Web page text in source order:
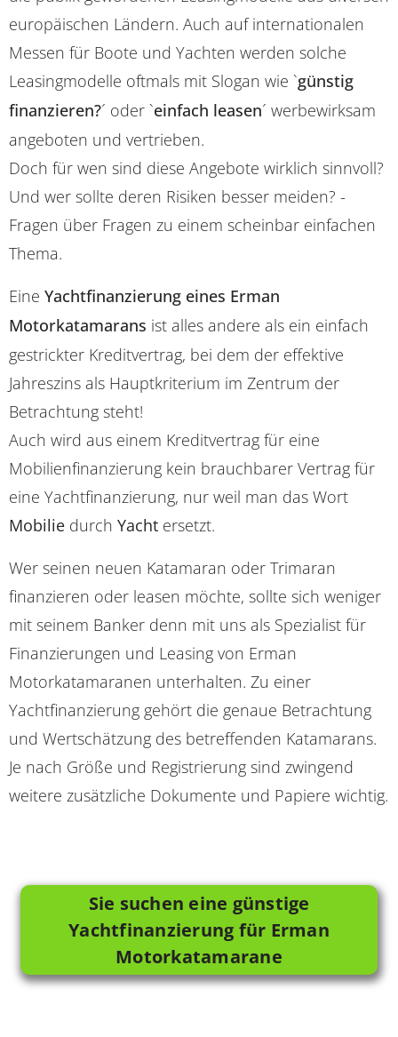
europäischen Ländern. Auch auf internationalen
Messen für Boote und Yachten werden solche
Leasingmodelle oftmals mit Slogan wie `günstig
finanzieren?´ oder `einfach leasen´ werbewirksam
angeboten und vertrieben.
Doch für wen sind diese Angebote wirklich sinnvoll?
Und wer sollte deren Risiken besser meiden? -
Fragen über Fragen zu einem scheinbar einfachen
Thema.
Eine Yachtfinanzierung eines Erman
Motorkatamarans ist alles andere als ein einfach
gestrickter Kreditvertrag, bei dem der effektive
Jahreszins als Hauptkriterium im Zentrum der
Betrachtung steht!
Auch wird aus einem Kreditvertrag für eine
Mobilienfinanzierung kein brauchbarer Vertrag für
eine Yachtfinanzierung, nur weil man das Wort
Mobilie durch Yacht ersetzt.
Wer seinen neuen Katamaran oder Trimaran
finanzieren oder leasen möchte, sollte sich weniger
mit seinem Banker denn mit uns als Spezialist für
Finanzierungen und Leasing von Erman
Motorkatamaranen unterhalten. Zu einer
Yachtfinanzierung gehört die genaue Betrachtung
und Wertschätzung des betreffenden Katamarans.
Je nach Größe und Registrierung sind zwingend
weitere zusätzliche Dokumente und Papiere wichtig.
Sie suchen eine günstige
Yachtfinanzierung für Erman
Motorkatamarane